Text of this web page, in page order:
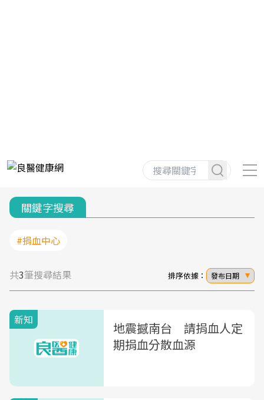
關鍵字搜尋
#捐血中心
共3筆搜尋結果 排序依據： 發布日期
新知
地震撼南台 請捐血人定
期捐血分散血源